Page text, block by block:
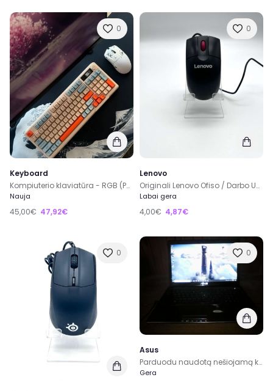
0
Keyboard
Kompiuterio klaviatūra - RGB (PC)
Nauja
45,00€ 47,92€
0
Lenovo
Originali Lenovo Ofiso / Darbo USB Laidinė Juoda Pelė
Labai gera
4,00€ 4,87€
0 0
Asus
Parduodu naudotą nešiojamą kompiuterį Asus K53e
Gera